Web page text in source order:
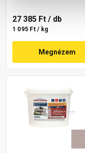
27 385 Ft / db
1 095 Ft / kg
Megnézem